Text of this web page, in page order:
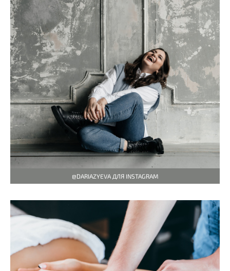
@DARIAZYEVA ДЛЯ INSTAGRAM